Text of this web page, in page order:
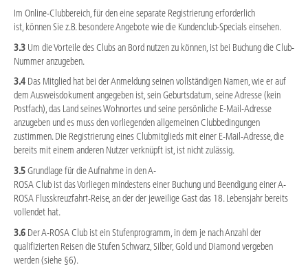
Im Online-Clubbereich, für den eine separate Registrierung erforderlich
ist, können Sie z.B. besondere Angebote wie die Kundenclub-Specials einsehen.
3.3 Um die Vorteile des Clubs an Bord nutzen zu können, ist bei Buchung die Club-
Nummer anzugeben.
3.4 Das Mitglied hat bei der Anmeldung seinen vollständigen Namen, wie er auf
dem Ausweisdokument angegeben ist, sein Geburtsdatum, seine Adresse (kein
Postfach), das Land seines Wohnortes und seine persönliche E-Mail-Adresse
anzugeben und es muss den vorliegenden allgemeinen Clubbedingungen
zustimmen. Die Registrierung eines Clubmitglieds mit einer E-Mail-Adresse, die
bereits mit einem anderen Nutzer verknüpft ist, ist nicht zulässig.
3.5Grundlage für die Aufnahme in den A-
ROSA Club ist das Vorliegen mindestens einer Buchung und Beendigung einer A-
ROSA Flusskreuzfahrt-Reise, an der der jeweilige Gast das 18. Lebensjahr bereits
vollendet hat.
3.6 Der A-ROSA Club ist ein Stufenprogramm, in dem je nach Anzahl der
qualifizierten Reisen die Stufen Schwarz, Silber, Gold und Diamond vergeben
werden (siehe §6).